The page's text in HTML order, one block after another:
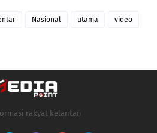
Nasional utama video
rakyat kelantan